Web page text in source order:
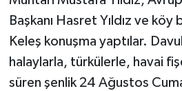
Başkanı Hasret Yıldız ve
Keleş konuşma yaptılar.
halaylarla, türkülerle, havai
süren şenlik 24 Ağustos